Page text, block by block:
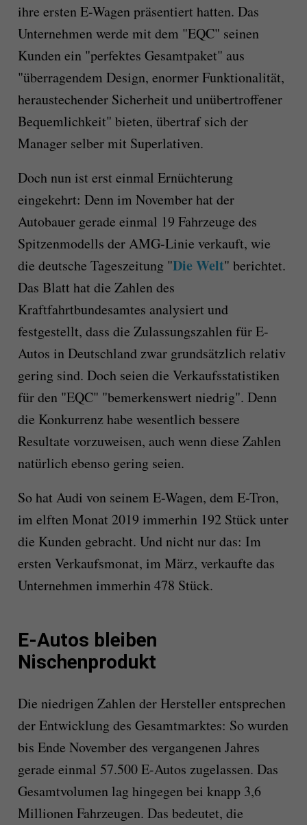
ihre ersten E-Wagen präsentiert hatten. Das
Unternehmen werde mit dem "EQC" seinen
Kunden ein "perfektes Gesamtpaket" aus
"überragendem Design, enormer Funktionalität,
heraustechender Sicherheit und unübertroffener
Bequemlichkeit" bieten, übertraf sich der
Manager selber mit Superlativen.
Doch nun ist erst einmal Ernüchterung
eingekehrt: Denn im November hat der
Autobauer gerade einmal 19 Fahrzeuge des
Spitzenmodells der AMG-Linie verkauft, wie
die deutsche Tageszeitung "Die Welt" berichtet.
Das Blatt hat die Zahlen des
Kraftfahrtbundesamtes analysiert und
festgestellt, dass die Zulassungszahlen für E-
Autos in Deutschland zwar grundsätzlich relativ
gering sind. Doch seien die Verkaufsstatistiken
für den "EQC" "bemerkenswert niedrig". Denn
die Konkurrenz habe wesentlich bessere
Resultate vorzuweisen, auch wenn diese Zahlen
natürlich ebenso gering seien.
So hat Audi von seinem E-Wagen, dem E-Tron,
im elften Monat 2019 immerhin 192 Stück unter
die Kunden gebracht. Und nicht nur das: Im
ersten Verkaufsmonat, im März, verkaufte das
Unternehmen immerhin 478 Stück.
E-Autos bleiben
Nischenprodukt
Die niedrigen Zahlen der Hersteller entsprechen
der Entwicklung des Gesamtmarktes: So wurden
bis Ende November des vergangenen Jahres
gerade einmal 57.500 E-Autos zugelassen. Das
Gesamtvolumen lag hingegen bei knapp 3,6
Millionen Fahrzeugen. Das bedeutet, die